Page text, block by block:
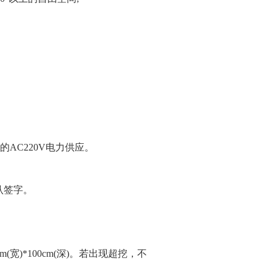
AC220V电力供应。
字。
宽)*100cm(深)。若出现超挖，不